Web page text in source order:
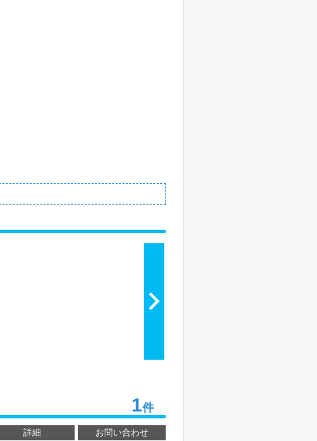
1件
詳細
お問い合わせ